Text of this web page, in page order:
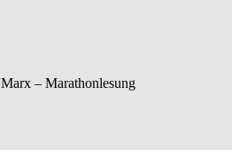
– Marathonlesung